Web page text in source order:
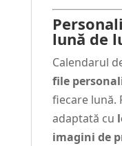
lună de
Calendarul
file
fiecare lună.
adaptată cu
imagini de